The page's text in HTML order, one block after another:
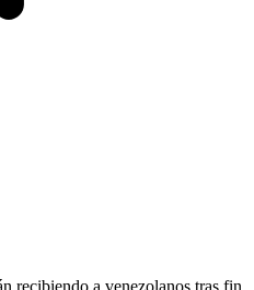
recibiendo a venezolanos tras fin